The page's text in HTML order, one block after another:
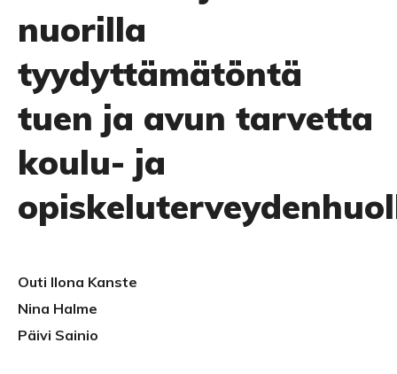
nuorilla
tyydyttämätöntä
tuen ja avun tarvetta
koulu- ja
Outi Ilona Kanste
Nina Halme
Päivi Sainio